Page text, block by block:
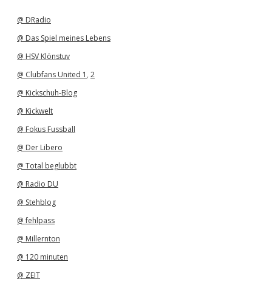
@ DRadio
@ Das Spiel meines Lebens
@ HSV Klönstuv
@ Clubfans United 1 , 2
@ Kickschuh-Blog
@ Kickwelt
@ Fokus Fussball
@ Der Libero
@ Total beglubbt
@ Radio DU
@ Stehblog
@ fehlpass
@ Millernton
@ 120 minuten
@ ZEIT